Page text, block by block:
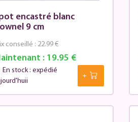
encastré blanc
9 cm
: 19.95 €
conseillé : 22.99 €
En stock : expédié